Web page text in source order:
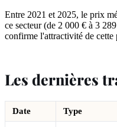
Entre 2021 et 2025, le prix
ce secteur (de 2 000 € à 3
confirme l'attractivité de cette
Les dernières
Date Type